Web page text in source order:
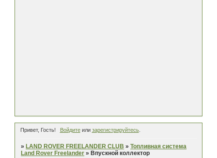
Привет, Гость! Войдитеили зарегистрируйтесь.
» LAND ROVER FREELANDER CLUB »Топливная система
Land Rover Freelander » Впускной коллектор